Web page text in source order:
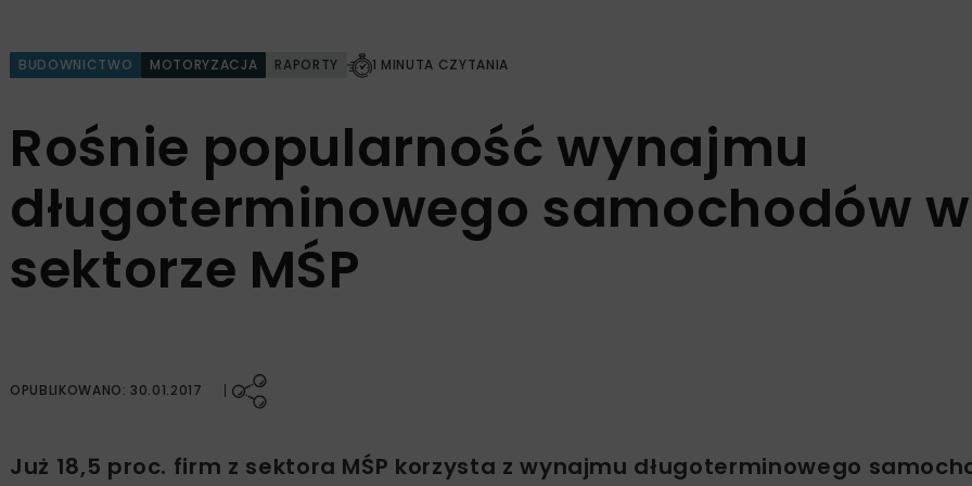
BUDOWNICTWO MOTORYZACJA RAPORTY 1 MINUTA CZYTANIA
Rośnie popularność wynajmu
długoterminowego samochodów w
sektorze MŚP
OPUBLIKOWANO: 30.01.2017
Już 18,5 proc. firm z sektora MŚP korzysta z wynajmu długoterminowego